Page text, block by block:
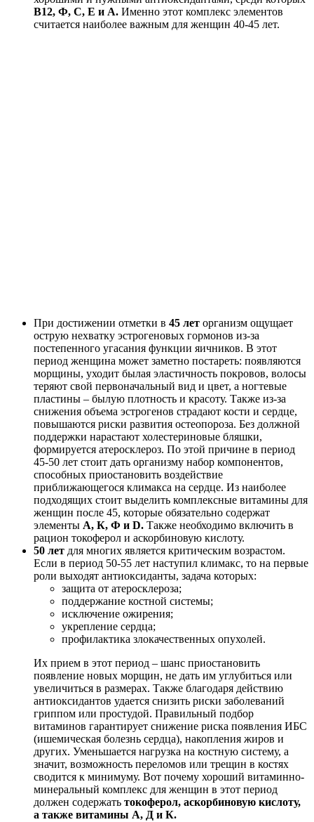
В12, Ф, С, Е и А. Именно этот комплекс элементов
считается наиболее важным для женщин 40-45 лет.
При достижении отметки в 45 лет организм ощущает
острую нехватку эстрогеновых гормонов из-за
постепенного угасания функции яичников. В этот
период женщина может заметно постареть: появляются
морщины, уходит былая эластичность покровов, волосы
теряют свой первоначальный вид и цвет, а ногтевые
пластины – былую плотность и красоту. Также из-за
снижения объема эстрогенов страдают кости и сердце,
повышаются риски развития остеопороза. Без должной
поддержки нарастают холестериновые бляшки,
формируется атеросклероз. По этой причине в период
45-50 лет стоит дать организму набор компонентов,
способных приостановить воздействие
приближающегося климакса на сердце. Из наиболее
подходящих стоит выделить комплексные витамины для
женщин после 45, которые обязательно содержат
элементы А, К, Ф и D. Также необходимо включить в
рацион токоферол и аскорбиновую кислоту.
50 лет для многих является критическим возрастом.
Если в период 50-55 лет наступил климакс, то на первые
роли выходят антиоксиданты, задача которых:
защита от атеросклероза;
поддержание костной системы;
исключение ожирения;
укрепление сердца;
профилактика злокачественных опухолей.
Их прием в этот период – шанс приостановить
появление новых морщин, не дать им углубиться или
увеличиться в размерах. Также благодаря действию
антиоксидантов удается снизить риски заболеваний
гриппом или простудой. Правильный подбор
витаминов гарантирует снижение риска появления ИБС
(ишемическая болезнь сердца), накопления жиров и
других. Уменьшается нагрузка на костную систему, а
значит, возможность переломов или трещин в костях
сводится к минимуму. Вот почему хороший витаминно-
минеральный комплекс для женщин в этот период
должен содержать токоферол, аскорбиновую кислоту,
а также витамины А, Д и К.